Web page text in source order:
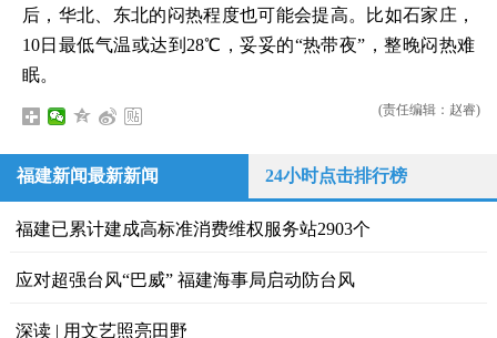
后，华北、东北的闷热程度也可能会提高。比如石家庄，
10日最低气温或达到28℃，妥妥的“热带夜”，整晚闷热难
眠。
(责任编辑：赵睿)
福建新闻最新新闻 24小时点击排行榜
福建已累计建成高标准消费维权服务站2903个
应对超强台风“巴威” 福建海事局启动防台风
深读 | 用文艺照亮田野